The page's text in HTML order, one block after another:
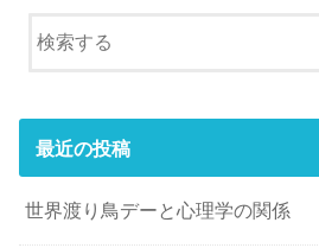
最近の投稿
世界渡り鳥デーと心理学の関係